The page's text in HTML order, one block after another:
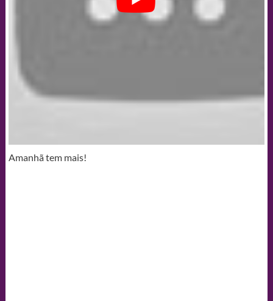
Amanhã tem mais!